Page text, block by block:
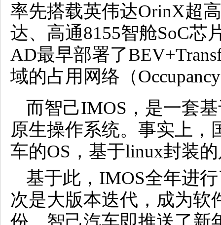
率先搭载英伟达OrinX超
达、高通8155智舱SoC芯
AD最早部署了
域的占用网络（
而智己IMOS，是一套
原生操作系统。事实上，
车的OS，基于linux封装
基于此，IMOS全年进
次是大版本迭代，成为软